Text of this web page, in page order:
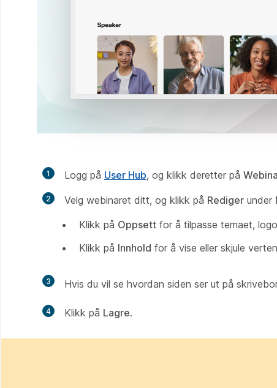
1 Logg på User Hub, og klikk deretter på
2 Velg webinaret ditt, og klikk på Rediger under
Klikk på Oppsett for å tilpasse temaet,
Klikk på Innhold for å vise eller skjule
3 Hvis du vil se hvordan siden ser ut på
4 Klikk på Lagre.